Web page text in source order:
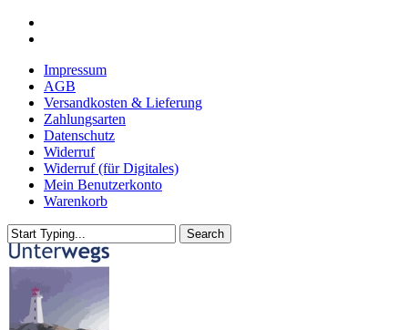
Skip
contentImpressum
AGB
Versandkosten & Lieferung
Zahlungsarten
Datenschutz
Widerruf
Widerruf (für Digitales)
Mein Benutzerkonto
Warenkorb
Search
Close
Search